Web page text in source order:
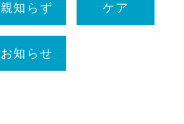
親知らず ケア
お知らせ